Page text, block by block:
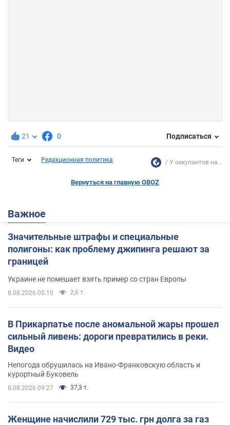
21 0 Подписаться
Теги Редакционная политика У оккупантов на...
Вернуться на главную OBOZ
Важное
Значительные штрафы и специальные
полигоны: как проблему джипинга решают за
границей
Украине не помешает взять пример со стран Европы
8.08.2026 05:10 2,6 т.
В Прикарпатье после аномальной жары прошел
сильный ливень: дороги превратились в реки.
Видео
Непогода обрушилась на Ивано-Франковскую область и
курортный Буковель
8.08.2026 09:27 37,3 т.
Женщине начислили 729 тыс. грн долга за газ